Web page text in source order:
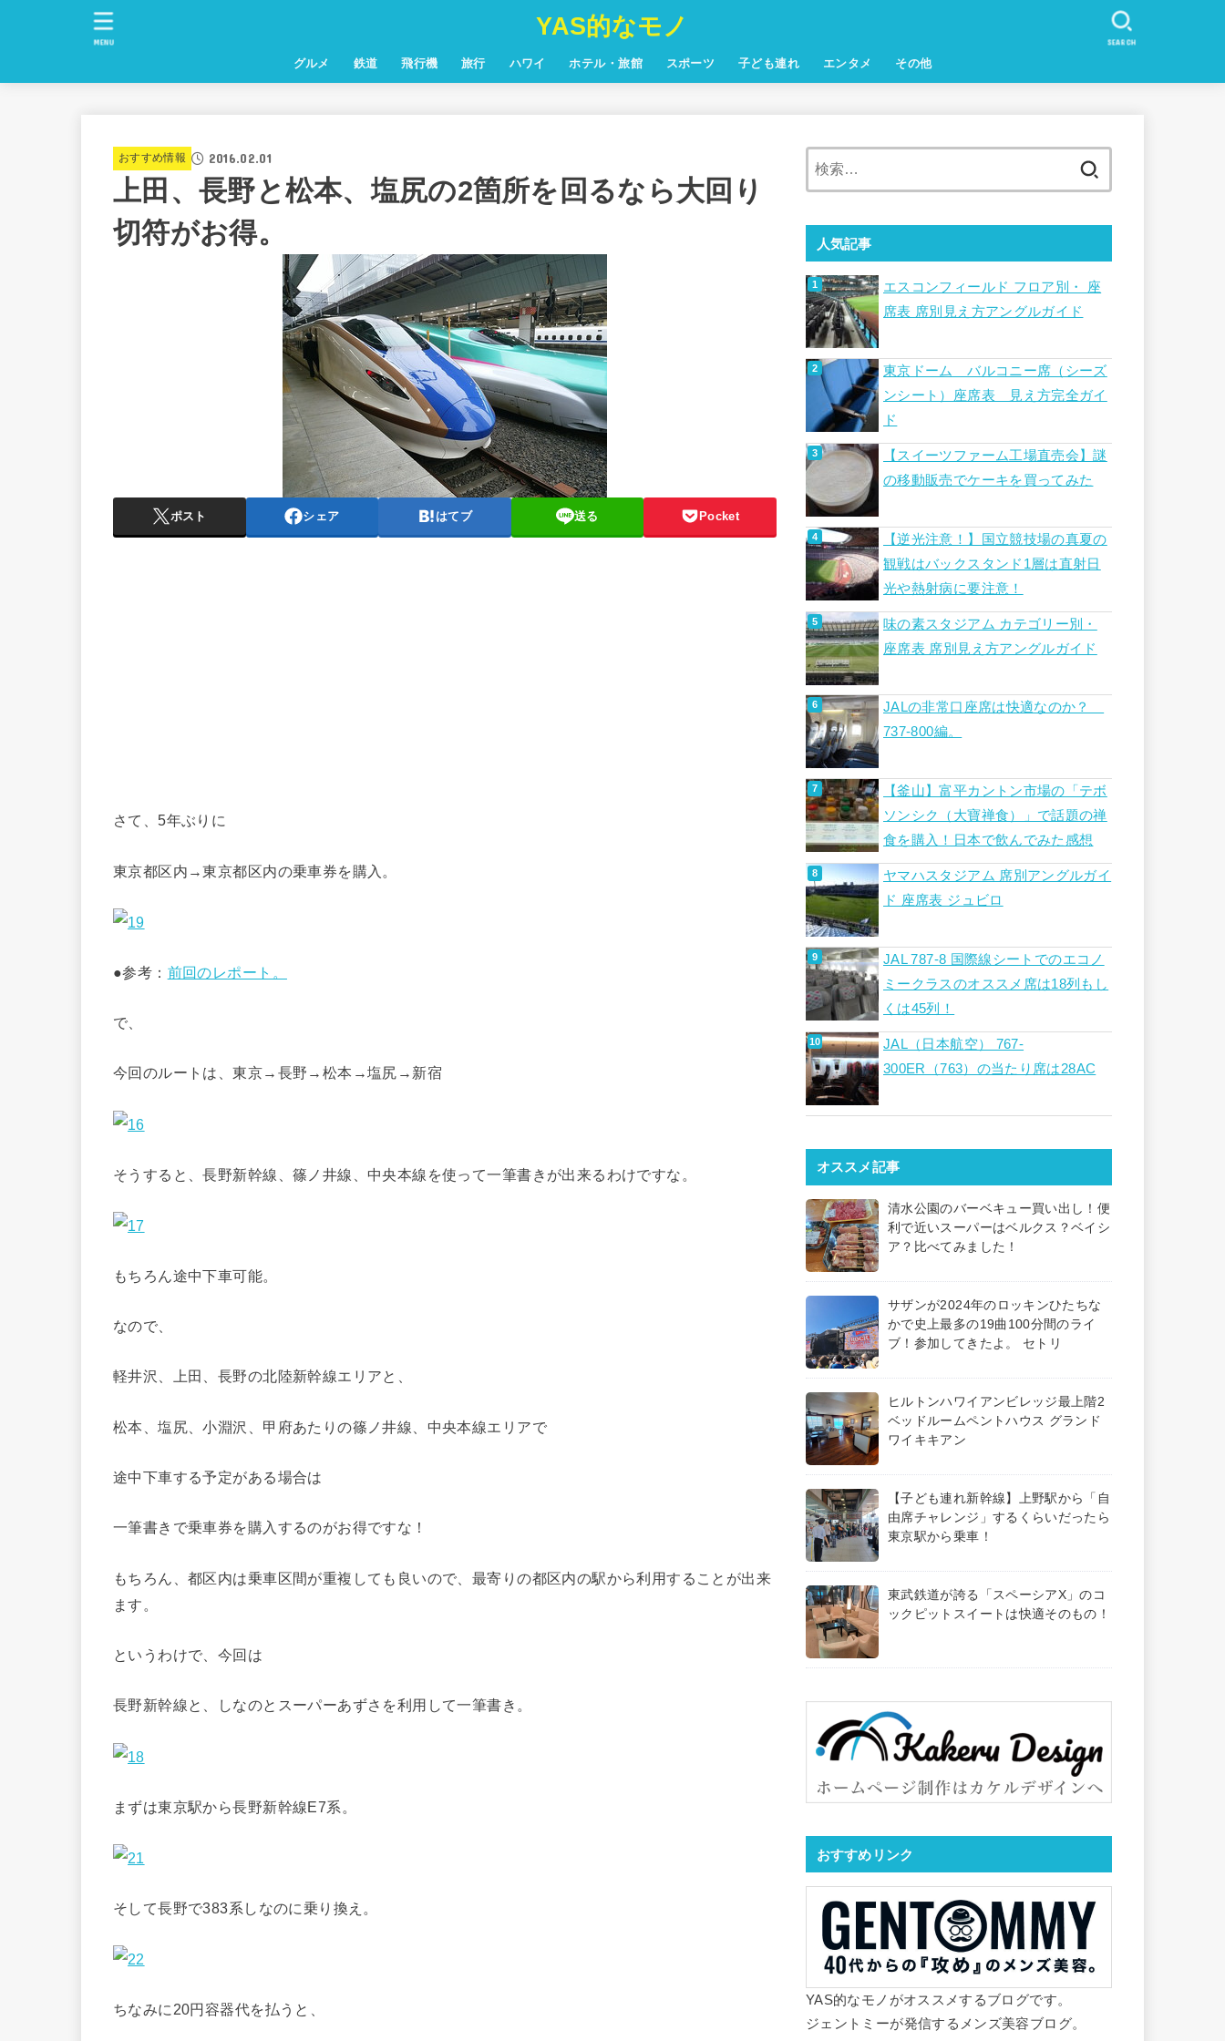
YAS的なモノ
グルメ 鉄道 飛行機 旅行 ハワイ ホテル・旅館 スポーツ 子ども連れ エンタメ その他
SEARCH
MENU
おすすめ情報 2016.02.01
上田、長野と松本、塩尻の2箇所を回るなら大回り
切符がお得。
ポスト シェア はてブ 送る Pocket
さて、5年ぶりに
東京都区内→東京都区内の乗車券を購入。
●参考： 前回のレポート。
で、
今回のルートは、東京→長野→松本→塩尻→新宿
そうすると、長野新幹線、篠ノ井線、中央本線を使って一筆書きが出来るわけですな。
もちろん途中下車可能。
なので、
軽井沢、上田、長野の北陸新幹線エリアと、
松本、塩尻、小淵沢、甲府あたりの篠ノ井線、中央本線エリアで
途中下車する予定がある場合は
一筆書きで乗車券を購入するのがお得ですな！
もちろん、都区内は乗車区間が重複しても良いので、最寄りの都区内の駅から利用することが出来
ます。
というわけで、今回は
長野新幹線と、しなのとスーパーあずさを利用して一筆書き。
まずは東京駅から長野新幹線E7系。
そして長野で383系しなのに乗り換え。
ちなみに20円容器代を払うと、
人気記事
エスコンフィールド フロア別・ 座
席表 席別見え方アングルガイド
東京ドーム バルコニー席（シーズ
ンシート）座席表 見え方完全ガイ
ド
【スイーツファーム工場直売会】謎
の移動販売でケーキを買ってみた
【逆光注意！】国立競技場の真夏の
観戦はバックスタンド1層は直射日
光や熱射病に要注意！
味の素スタジアム カテゴリー別・
座席表 席別見え方アングルガイド
JALの非常口座席は快適なのか？
737-800編。
【釜山】富平カントン市場の「テボ
ソンシク（大寶禅食）」で話題の禅
食を購入！日本で飲んでみた感想
ヤマハスタジアム 席別アングルガイ
ド 座席表 ジュビロ
JAL 787-8 国際線シートでのエコノ
ミークラスのオススメ席は18列もし
くは45列！
JAL（日本航空） 767-
300ER（763）の当たり席は28AC
オススメ記事
清水公園のバーベキュー買い出し！便
利で近いスーパーはベルクス？ベイシ
ア？比べてみました！
サザンが2024年のロッキンひたちな
かで史上最多の19曲100分間のライ
ブ！参加してきたよ。 セトリ
ヒルトンハワイアンビレッジ最上階2
ベッドルームペントハウス グランド
ワイキキアン
【子ども連れ新幹線】上野駅から「自
由席チャレンジ」するくらいだったら
東京駅から乗車！
東武鉄道が誇る「スペーシアX」のコ
ックピットスイートは快適そのもの！
おすすめリンク
YAS的なモノがオススメするブログです。
ジェントミーが発信するメンズ美容ブログ。